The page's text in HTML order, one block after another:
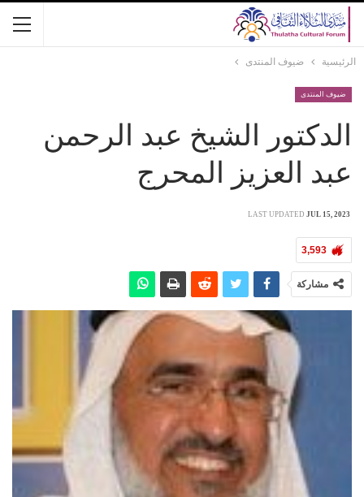
الرئيسية ضيوف المنتدى
ضيوف المنتدى
الدكتور الشيخ عبد الرحمن
عبد العزيز المحرج
LAST UPDATED JUL 15, 2023
3,593
مشاركة